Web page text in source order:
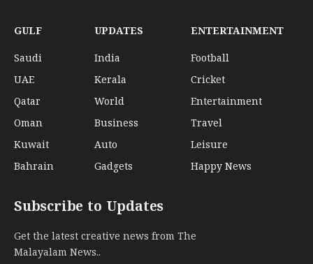
GULF
Saudi
UAE
Qatar
Oman
Kuwait
Bahrain
UPDATES
India
Kerala
World
Business
Auto
Gadgets
ENTERTAINMENT
Football
Cricket
Entertainment
Travel
Leisure
Happy News
Subscribe to Updates
Get the latest creative news from The
Malayalam News..